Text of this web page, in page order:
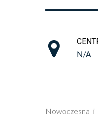
N/A
Nowoczesna